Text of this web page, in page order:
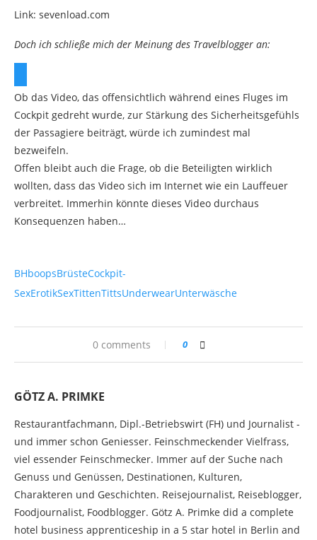
Link: sevenload.com
Doch ich schließe mich der Meinung des Travelblogger an:
Ob das Video, das offensichtlich während eines Fluges im
Cockpit gedreht wurde, zur Stärkung des Sicherheitsgefühls
der Passagiere beiträgt, würde ich zumindest mal
bezweifeln.
Offen bleibt auch die Frage, ob die Beteiligten wirklich
wollten, dass das Video sich im Internet wie ein Lauffeuer
verbreitet. Immerhin könnte dieses Video durchaus
Konsequenzen haben…
BHboopsBrüsteCockpit-
SexErotikSexTittenTittsUnderwearUnterwäsche
0 comments 0
GÖTZ A. PRIMKE
Restaurantfachmann, Dipl.-Betriebswirt (FH) und Journalist -
und immer schon Geniesser. Feinschmeckender Vielfrass,
viel essender Feinschmecker. Immer auf der Suche nach
Genuss und Genüssen, Destinationen, Kulturen,
Charakteren und Geschichten. Reisejournalist, Reiseblogger,
Foodjournalist, Foodblogger. Götz A. Primke did a complete
hotel business apprenticeship in a 5 star hotel in Berlin and